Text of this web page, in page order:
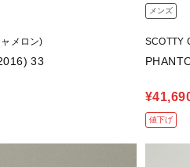
メロン)
33
メンズ
SCOTTY
値下げ